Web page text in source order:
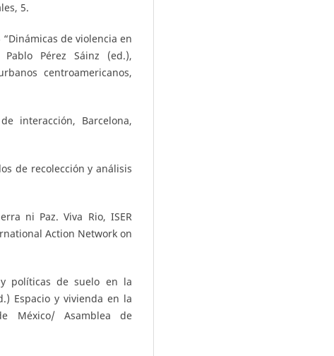
5.
de violencia en
Pérez Sáinz (ed.),
centroamericanos,
interacción, Barcelona,
de recolección y análisis
ni Paz. Viva Rio, ISER
Action Network on
políticas de suelo en la
Espacio y vivienda en la
México/ Asamblea de